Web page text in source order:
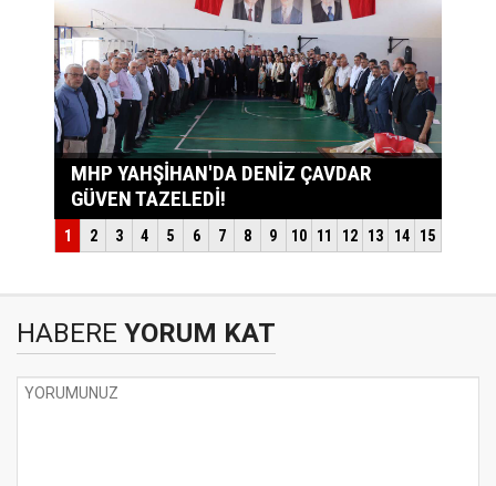
HABERE YORUM KAT